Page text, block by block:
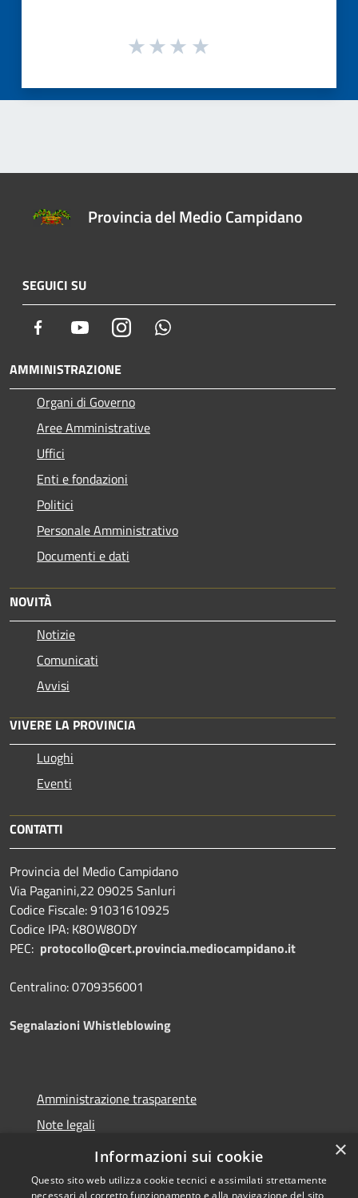
Provincia del Medio Campidano
SEGUICI SU
Facebook YoutubeInstagram
AMMINISTRAZIONE
Organi di Governo
Aree Amministrative
Uffici
Enti e fondazioni
Politici
Personale Amministrativo
Documenti e dati
NOVITÀ
Notizie
Comunicati
Avvisi
VIVERE LA PROVINCIA
Luoghi
Eventi
CONTATTI
Provincia del Medio Campidano
Via Paganini,22 09025 Sanluri
Codice Fiscale: 91031610925
Codice IPA: K8OW8ODY
PEC: protocollo@cert.provincia.mediocampidano.it
Centralino: 0709356001
Segnalazioni Whistleblowing
Amministrazione trasparente
Note legali
Dichiarazione di accessibilità
×
Informazioni sui cookie
Questo sito web utilizza cookie tecnici e assimilati strettamente
necessari al corretto funzionamento e alla navigazione del sito,